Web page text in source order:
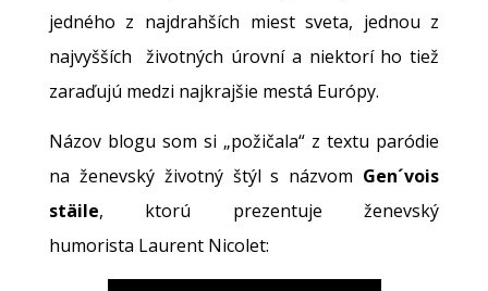
jedného z najdrahších miest sveta, jednou z
najvyšších životných úrovní a niektorí ho tiež
zaraďujú medzi najkrajšie mestá Európy.
Názov blogu som si „požičala“ z textu paródie
na ženevský životný štýl s názvom Gen´vois
stäile, ktorú prezentuje ženevský
humorista Laurent Nicolet: